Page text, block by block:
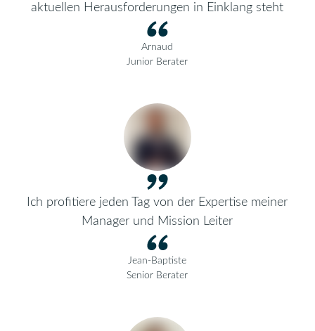
aktuellen Herausforderungen in Einklang steht
Arnaud
Junior Berater
Ich profitiere jeden Tag von der Expertise meiner
Manager und Mission Leiter
Jean-Baptiste
Senior Berater